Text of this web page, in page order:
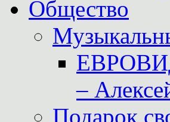
Общество
–
Подарок